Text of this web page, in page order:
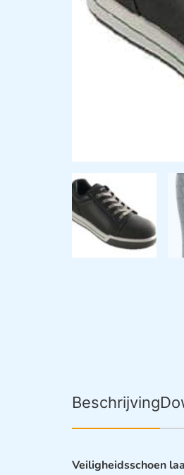
Beschrijving
Veiligheidsschoen